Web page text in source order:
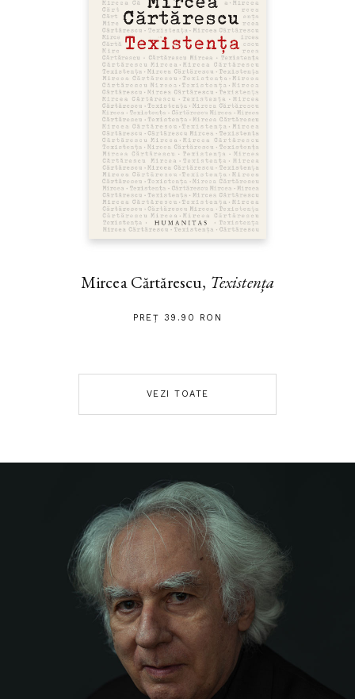
Mircea Cărtărescu, Texistența
PREȚ 39.90 RON
VEZI TOATE